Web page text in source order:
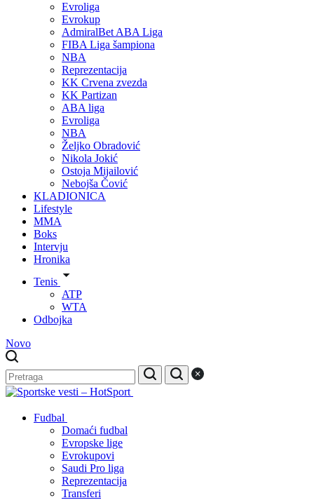
Evroliga
Evrokup
AdmiralBet ABA Liga
FIBA Liga šampiona
NBA
Reprezentacija
KK Crvena zvezda
KK Partizan
ABA liga
Evroliga
NBA
Željko Obradović
Nikola Jokić
Ostoja Mijailović
Nebojša Čović
KLADIONICA
Lifestyle
MMA
Boks
Intervju
Hronika
Tenis
ATP
WTA
Odbojka
Novo
Fudbal
Domaći fudbal
Evropske lige
Evrokupovi
Saudi Pro liga
Reprezentacija
Transferi